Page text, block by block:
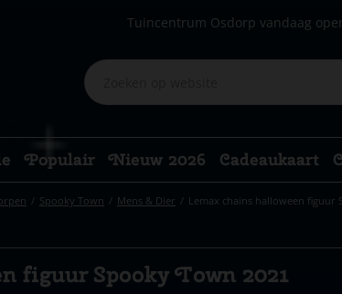
Spooky Town Mens & Dier Lemax chains halloween figuur
Tuincentrum Osdorp vandaag
Populair Nieuw 2026 Cadeaukaart
figuur Spooky Town 2021